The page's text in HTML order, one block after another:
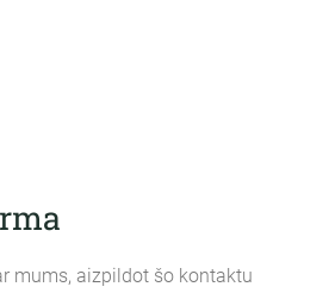
mums, aizpildot šo kontaktu